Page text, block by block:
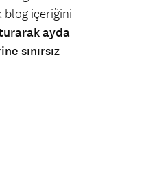
blog içeriğini
ayda
sınırsız